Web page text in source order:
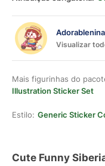
Visualizar
Mais figurinhas do
Illustration Sticker Set
Estilo: Generic Sticker
Cute Funny